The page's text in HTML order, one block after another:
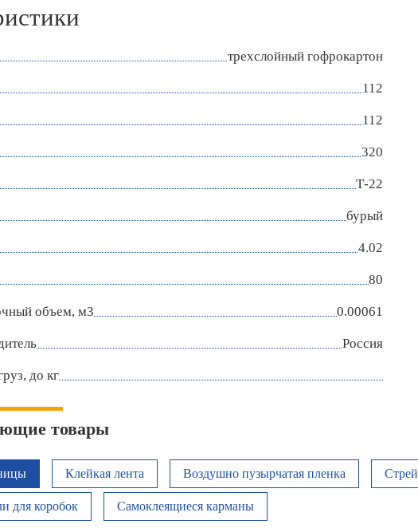
трехслойный гофрокартон
112
112
320
Т-22
бурый
4.02
80
объем, м3 0.00061
Россия
до кг
товары
Клейкая лента Воздушно пузырчатая пленка
для коробок Самоклеящиеся карманы